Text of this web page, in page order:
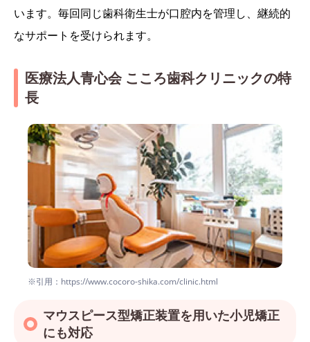
います。毎回同じ歯科衛生士が口腔内を管理し、継続的
なサポートを受けられます。
医療法人青心会 こころ歯科クリニックの特
長
※引用：https://www.cocoro-shika.com/clinic.html
マウスピース型矯正装置を用いた小児矯正
にも対応